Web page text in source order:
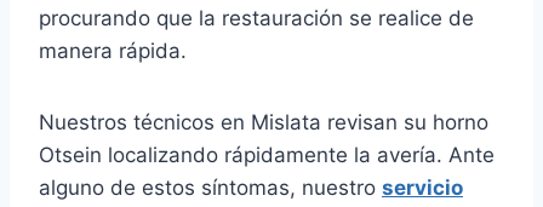
procurando que la restauración se realice de
manera rápida.
Nuestros técnicos en Mislata revisan su horno
Otsein localizando rápidamente la avería. Ante
alguno de estos síntomas, nuestro servicio